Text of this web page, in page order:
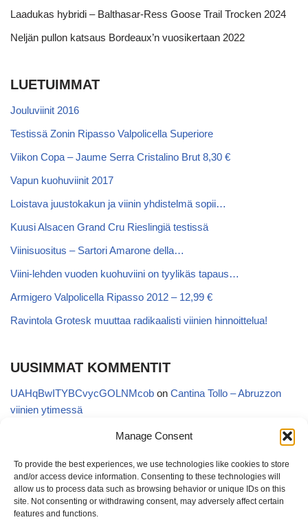
Manage Consent
To provide the best experiences, we use technologies like cookies to store
and/or access device information. Consenting to these technologies will
allow us to process data such as browsing behavior or unique IDs on this
site. Not consenting or withdrawing consent, may adversely affect certain
features and functions.
Laadukas hybridi – Balthasar-Ress Goose Trail Trocken 2024
Neljän pullon katsaus Bordeaux’n vuosikertaan 2022
LUETUIMMAT
Jouluviinit 2016
Testissä Zonin Ripasso Valpolicella Superiore
Viikon Copa – Jaume Serra Cristalino Brut 8,30 €
Vapun kuohuviinit 2017
Loistava juustokakun ja viinin yhdistelmä sopii…
Kuusi Alsacen Grand Cru Rieslingiä testissä
Viinisuositus – Sartori Amarone della…
Viini-lehden vuoden kuohuviini on tyylikäs tapaus…
Armigero Valpolicella Ripasso 2012 – 12,99 €
Ravintola Grotesk muuttaa radikaalisti viinien hinnoittelua!
UUSIMMAT KOMMENTIT
UAHqBwITYBCvycGOLNMcob on Cantina Tollo – Abruzzon
viinien ytimessä
EgVGGttRTxKfbqUaWNglbonCantina Tollo – Abruzzon viinien
AnonymousonKyläviini Riojasta – Ortega Ezquerro Vino de
Tudelilla Crianza 2018 (Alko 14,88 €)
CopatintoonKyläviini Riojasta – Ortega Ezquerro Vino de